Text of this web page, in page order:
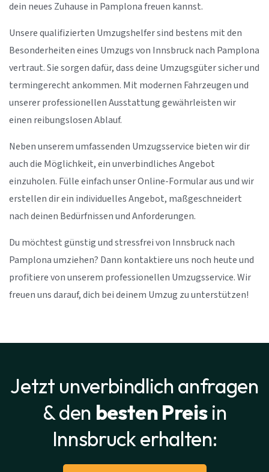
dein neues Zuhause in Pamplona freuen kannst.
Unsere qualifizierten Umzugshelfer sind bestens mit den
Besonderheiten eines Umzugs von Innsbruck nach Pamplona
vertraut. Sie sorgen dafür, dass deine Umzugsgüter sicher und
termingerecht ankommen. Mit modernen Fahrzeugen und
unserer professionellen Ausstattung gewährleisten wir
einen reibungslosen Ablauf.
Neben unserem umfassenden Umzugsservice bieten wir dir
auch die Möglichkeit, ein unverbindliches Angebot
einzuholen. Fülle einfach unser Online-Formular aus und wir
erstellen dir ein individuelles Angebot, maßgeschneidert
nach deinen Bedürfnissen und Anforderungen.
Du möchtest günstig und stressfrei von Innsbruck nach
Pamplona umziehen? Dann kontaktiere uns noch heute und
profitiere von unserem professionellen Umzugsservice. Wir
freuen uns darauf, dich bei deinem Umzug zu unterstützen!
Jetzt unverbindlich anfragen
& den besten Preisin
Innsbruck erhalten: